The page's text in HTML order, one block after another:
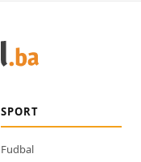
SPORT
Fudbal